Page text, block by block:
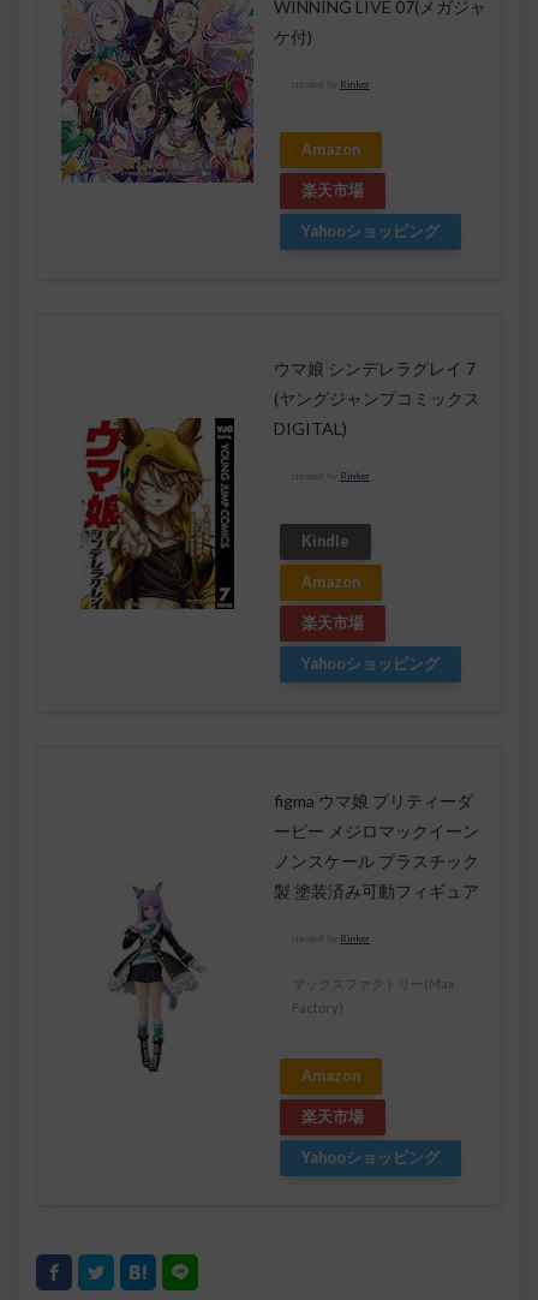
WINNING LIVE 07(メガジャ
ケ付)
created by Rinker
Amazon
楽天市場
Yahooショッピング
ウマ娘 シンデレラグレイ 7
(ヤングジャンプコミックス
DIGITAL)
created by Rinker
Kindle
Amazon
楽天市場
Yahooショッピング
figma ウマ娘 プリティーダ
ービー メジロマックイーン
ノンスケール プラスチック
製 塗装済み可動フィギュア
created by Rinker
マックスファクトリー(Max
Factory)
Amazon
楽天市場
Yahooショッピング